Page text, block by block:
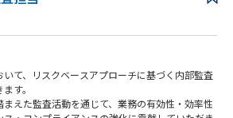
基盤技術を自社開発するのではなくこの分野で
世界最先端の半導体研究拠点の1つであるニュ
国IBM・日本IBMの研究者と協働。
キュリティに関する知識
ント、ブログ等）の読解経験
ィ関連資格保有
まで踏み込める方
はなく「学び」に変えられる方
て、リスクベースアプローチに基づく内部監査
す。
えた監査活動を通じて、業務の有効性・効率性